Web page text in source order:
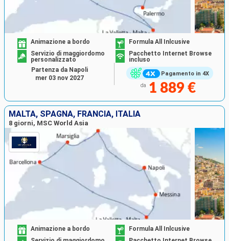
Pagamento in 4X
Animazione a bordo
Formula All Inlcusive
Servizio di maggiordomo
personalizzato
Pacchetto Internet Browse
incluso
da 1 889 €
Partenza da Napoli
mer 03 nov 2027
MALTA, SPAGNA, FRANCIA, ITALIA
8 giorni, MSC World Asia
Animazione a bordo
Formula All Inlcusive